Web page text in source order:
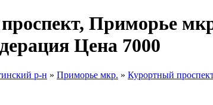
Приморье
Цена 7000
р-н » Приморье мкр. » Курортный